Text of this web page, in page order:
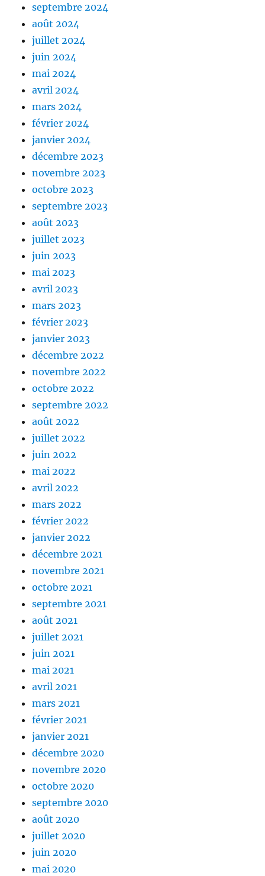
septembre 2024
août 2024
juillet 2024
juin 2024
mai 2024
avril 2024
mars 2024
février 2024
janvier 2024
décembre 2023
novembre 2023
octobre 2023
septembre 2023
août 2023
juillet 2023
juin 2023
mai 2023
avril 2023
mars 2023
février 2023
janvier 2023
décembre 2022
novembre 2022
octobre 2022
septembre 2022
août 2022
juillet 2022
juin 2022
mai 2022
avril 2022
mars 2022
février 2022
janvier 2022
décembre 2021
novembre 2021
octobre 2021
septembre 2021
août 2021
juillet 2021
juin 2021
mai 2021
avril 2021
mars 2021
février 2021
janvier 2021
décembre 2020
novembre 2020
octobre 2020
septembre 2020
août 2020
juillet 2020
juin 2020
mai 2020